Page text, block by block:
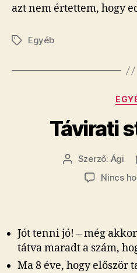
azt nem értettem, hogy
CímkékEgyéb
Távirati
Bejegyzés
szerzője
Szerző: Ági
Nincs
Jót tenni jó! – még
tátva maradt a szám,
Ma 8 éve, hogy először